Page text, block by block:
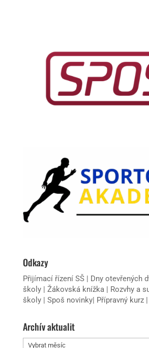
Odkazy
Přijímací řízení SŠ| Dny otevřených
školy| Žákovská knížka| Rozvhy a
školy | Spoš novinky| Přípravný kurz|
Archív aktualit
Archív